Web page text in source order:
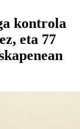
kontrola
eta 77